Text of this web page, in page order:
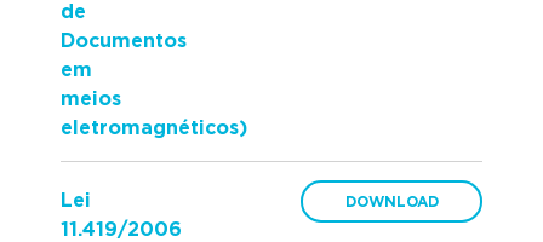
de
Documentos
em
meios
eletromagnéticos)
Lei
11.419/2006